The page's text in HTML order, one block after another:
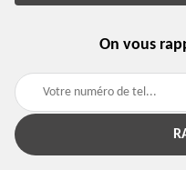
On vous